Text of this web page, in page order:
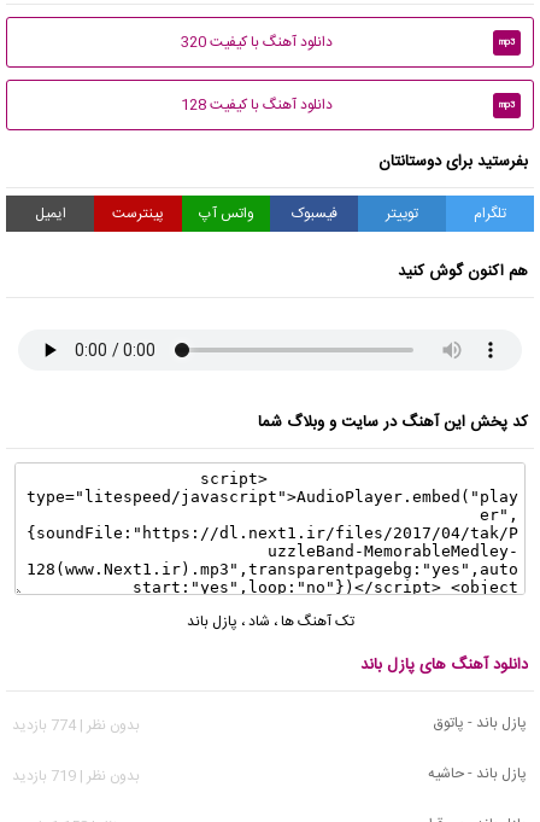
mp3 دانلود آهنگ با کیفیت 320
mp3 دانلود آهنگ با کیفیت 128
بفرستید برای دوستانتان
تلگرام توییتر فیسبوک واتس آپ پینترست ایمیل
هم اکنون گوش کنید
کد پخش این آهنگ در سایت و وبلاگ شما
تک آهنگ ها، شاد، پازل باند
دانلود آهنگ های پازل باند
پازل باند - پاتوق
بدون نظر | 774 بازدید
پازل باند - حاشیه
بدون نظر | 719 بازدید